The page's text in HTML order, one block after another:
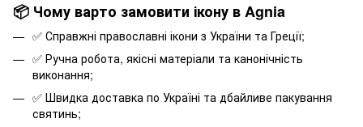
📦 Чому варто замовити ікону в Agnia
✅ Справжні православні ікони з України та Греції;
✅ Ручна робота, якісні матеріали та канонічність
виконання;
✅ Швидка доставка по Україні та дбайливе пакування
святинь;